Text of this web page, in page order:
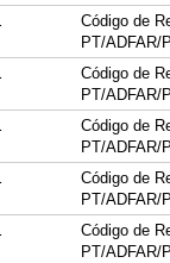
Código de
PT/ADFAR/
Código de
PT/ADFAR/
Código de
PT/ADFAR/
Código de
PT/ADFAR/
Código de
PT/ADFAR/